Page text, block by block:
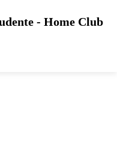
- Home Club